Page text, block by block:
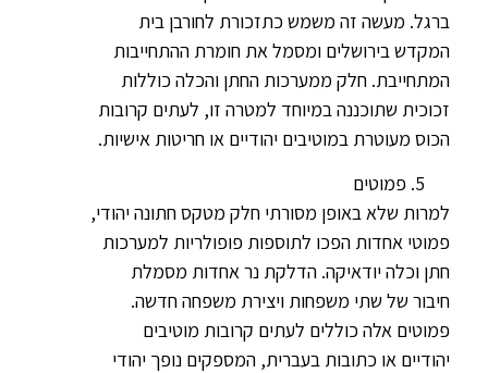
ברגל. מעשה זה משמש כתזכורת לחורבן בית
המקדש בירושלים ומסמל את חומרת ההתחייבות
המתחייבת. חלק ממערכות החתן והכלה כוללות
זכוכית שתוכננה במיוחד למטרה זו, לעתים קרובות
הכוס מעוטרת במוטיבים יהודיים או חריטות אישיות.
פמוטים
למרות שלא באופן מסורתי חלק מטקס חתונה יהודי,
פמוטי אחדות הפכו לתוספות פופולריות למערכות
חתן וכלה יודאיקה. הדלקת נר אחדות מסמלת
חיבור של שתי משפחות ויצירת משפחה חדשה.
פמוטים אלה כוללים לעתים קרובות מוטיבים
יהודיים או כתובות בעברית, המספקים נופך יהודי